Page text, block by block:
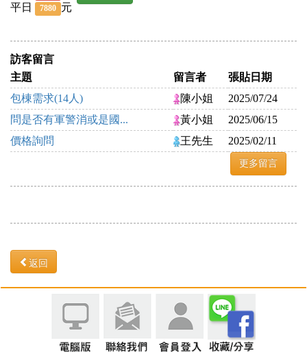
平日
7880 元
訪客留言
主題
留言者
張貼日期
包棟需求(14人)
陳小姐
2025/07/24
問是否有軍警消或是國...
黃小姐
2025/06/15
價格詢問
王先生 2025/02/11
更多留言
返回